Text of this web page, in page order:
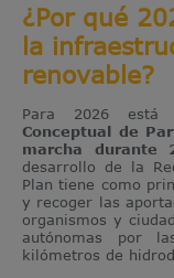
¿Por qué
la
renovable?
Para 2026
Conceptual de
marcha durante
desarrollo de la
Plan tiene como
y recoger las
organismos y
autónomas por
kilómetros de